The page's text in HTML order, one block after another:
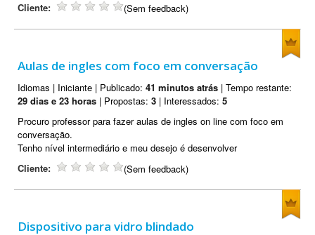
Cliente: (Sem feedback)
Aulas de ingles com foco em conversação
Idiomas | Iniciante | Publicado: 41 minutos atrás | Tempo restante:
29 dias e 23 horas | Propostas: 3 | Interessados: 5
Procuro professor para fazer aulas de ingles on line com foco em
conversação.
Tenho nível intermediário e meu desejo é desenvolver
Cliente:
(Sem feedback)
Dispositivo para vidro blindado